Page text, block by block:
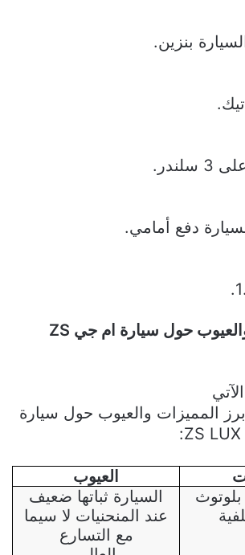
بنزين.
دفع أمامي.
حول سيارة ام جي ZS
المميزات والعيوب حول سيارة
ZS
:
العيوب
السيارة ثباتها ضعيف
عند المنحنيات لا سيما
مع التسارع